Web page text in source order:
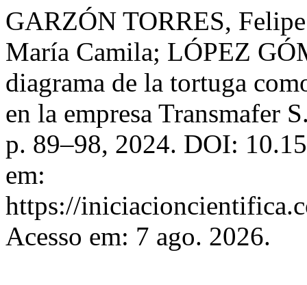
GARZÓN TORRES,
María Camila; LÓPEZ
diagrama de la tortuga
en la empresa Transmafer
p. 89–98, 2024. DOI:
em:
https://
Acesso em: 7 ago. 2026.